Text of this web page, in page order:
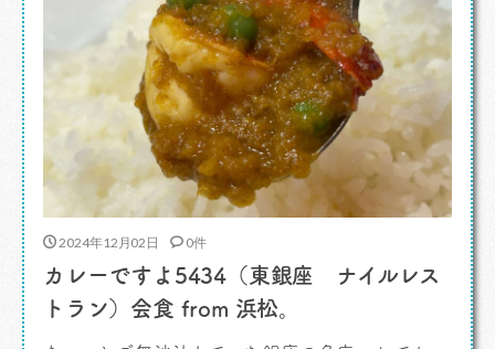
2024年12月02日 0件
カレーですよ5434（東銀座 ナイルレス
トラン）会食 from 浜松。